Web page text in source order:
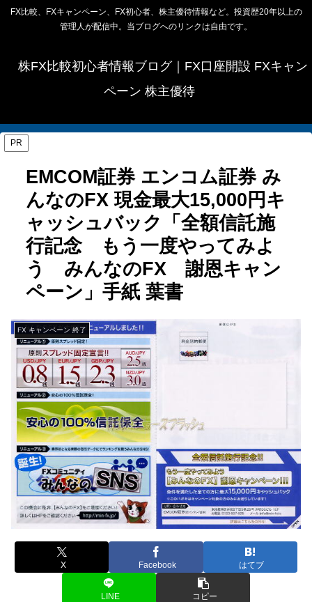
FX比較、FXキャンペーン、FX初心者、株主優待情報など。投資歴20年以上の
管理人が配信中。当ブログへのリンクは自由です。
株FX比較初心者情報ブログ｜FX口座開設 FXキャン
ペーン 株主優待
PR
EMCOM証券 エンコム証券 み
んなのFX 現金最大15,000円キ
ャッシュバック「全額信託施
行記念 もう一度やってみよ
う みんなのFX 謝恩キャン
ペーン」手紙 葉書
FX キャンペーン 終了
X Facebook はてブ
LINE コピー